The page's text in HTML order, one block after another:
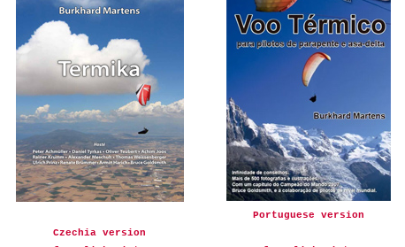
Czechia version
Portuguese version